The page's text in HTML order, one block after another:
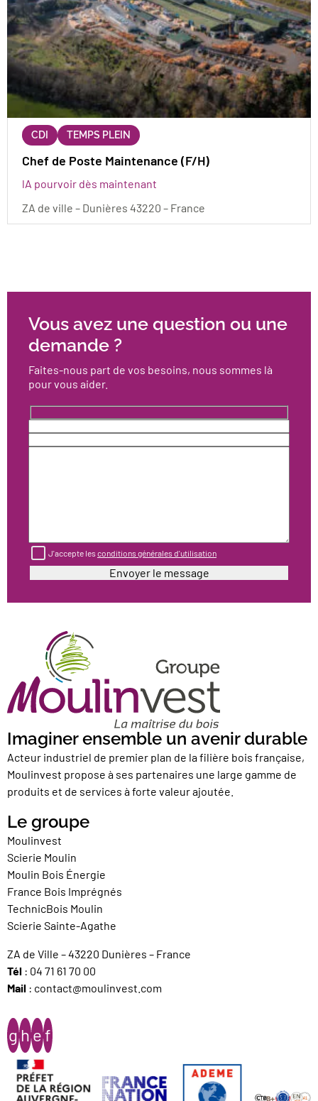
CDI TEMPS PLEIN
Chef de Poste Maintenance (F/H)
A pourvoir dès maintenant
ZA de ville – Dunières 43220 – France
Imaginer ensemble un avenir durable
Acteur industriel de premier plan de la filière bois française,
Moulinvest propose à ses partenaires une large gamme de
produits et de services à forte valeur ajoutée.
Le groupe
Moulinvest
Scierie Moulin
Moulin Bois Énergie
France Bois Imprégnés
TechnicBois Moulin
Scierie Sainte-Agathe
ZA de Ville – 43220 Dunières – France
Tél : 04 71 61 70 00
Mail : contact@moulinvest.com
Vous avez une question ou une
demande ?
Faites-nous part de vos besoins, nous sommes là
pour vous aider.
J'accepte les conditions générales d'utilisation